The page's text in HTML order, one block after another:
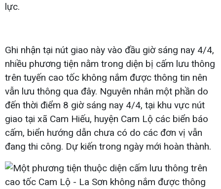
lực.
Ghi nhận tại nút giao này vào đầu giờ sáng nay 4/4,
nhiều phương tiện nằm trong diện bị cấm lưu thông
trên tuyến cao tốc không nắm được thông tin nên
vẫn lưu thông qua đây. Nguyên nhân một phần do
đến thời điểm 8 giờ sáng nay 4/4, tại khu vực nút
giao tại xã Cam Hiếu, huyện Cam Lộ các biển báo
cấm, biển hướng dẫn chưa có do các đơn vị vẫn
đang thi công. Dự kiến trong ngày mới hoàn thành.